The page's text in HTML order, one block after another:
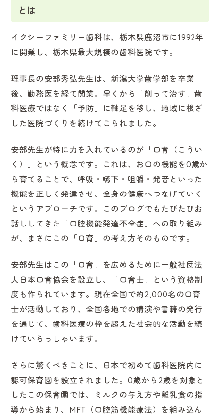
とは
イクシーファミリー歯科は、栃木県鹿沼市に1992年
に開業し、栃木県最大規模の歯科医院です。
理事長の安部秀弘先生は、新潟大学歯学部を卒業
後、勤務医を経て開業。早くから「削って治す」歯
科医療ではなく「予防」に軸足を移し、地域に根ざ
した医院づくりを続けてこられました。
安部先生が特に力を入れているのが「口育（こうい
く）」という概念です。これは、お口の機能を0歳か
ら育てることで、呼吸・嚥下・咀嚼・発音といった
機能を正しく発達させ、全身の健康へつなげていく
というアプローチです。このブログでもたびたびお
話ししてきた「口腔機能発達不全症」への取り組み
が、まさにこの「口育」の考え方そのものです。
安部先生はこの「口育」を広めるために一般社団法
人日本口育協会を設立し、「口育士」という資格制
度も作られています。現在全国で約2,000名の口育
士が活動しており、全国各地での講演や書籍の発行
を通じて、歯科医療の枠を超えた社会的な活動を続
けていらっしゃいます。
さらに驚くべきことに、日本で初めて歯科医院内に
認可保育園を設立されました。0歳から2歳を対象と
したこの保育園では、ミルクの与え方や離乳食の指
導から始まり、MFT（口腔筋機能療法）を組み込ん